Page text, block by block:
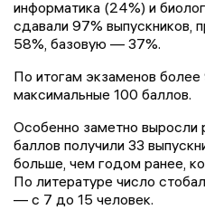
информатика (24%) и
сдавали 97%
58%, базовую — 37%.
По итогам экзаменов
максимальные 100 баллов.
Особенно заметно выросли
баллов получили 33
больше, чем годом ранее,
По литературе число
— с 7 до 15 человек.